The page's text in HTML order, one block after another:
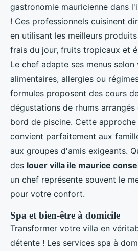
gastronomie mauricienne dans
! Ces professionnels cuisinent
en utilisant les meilleurs
frais du jour, fruits tropicaux et
Le chef adapte ses menus
alimentaires, allergies ou
formules proposent des cours
dégustations de rhums
bord de piscine. Cette
convient parfaitement aux
aux groupes d'amis exigeants.
des louer villa ile maurice
un chef représente souvent le
pour votre confort.
Spa et bien-être à domicile
Transformer votre villa en
détente ! Les services spa à